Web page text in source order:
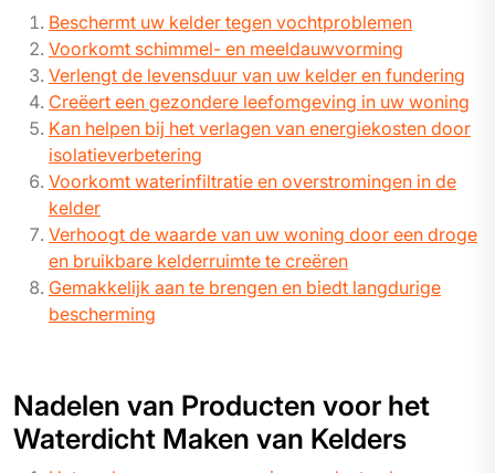
Beschermt uw kelder tegen vochtproblemen
Voorkomt schimmel- en meeldauwvorming
Verlengt de levensduur van uw kelder en fundering
Creëert een gezondere leefomgeving in uw woning
Kan helpen bij het verlagen van energiekosten door
isolatieverbetering
Voorkomt waterinfiltratie en overstromingen in de
kelder
Verhoogt de waarde van uw woning door een droge
en bruikbare kelderruimte te creëren
Gemakkelijk aan te brengen en biedt langdurige
bescherming
Nadelen van Producten voor het
Waterdicht Maken van Kelders